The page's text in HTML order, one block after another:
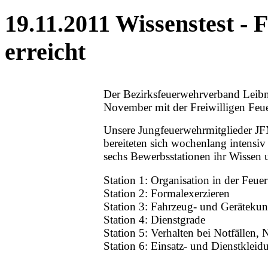
19.11.2011 Wissenstest
erreicht
Der Bezirksfeuerwehrverband
November mit der Freiwilligen
Unsere Jungfeuerwehrmitglieder
bereiteten sich wochenlang
sechs Bewerbsstationen ihr Wissen
Station 1: Organisation in der
Station 2: Formalexerzieren
Station 3: Fahrzeug- und
Station 4: Dienstgrade
Station 5: Verhalten bei Notfällen,
Station 6: Einsatz- und